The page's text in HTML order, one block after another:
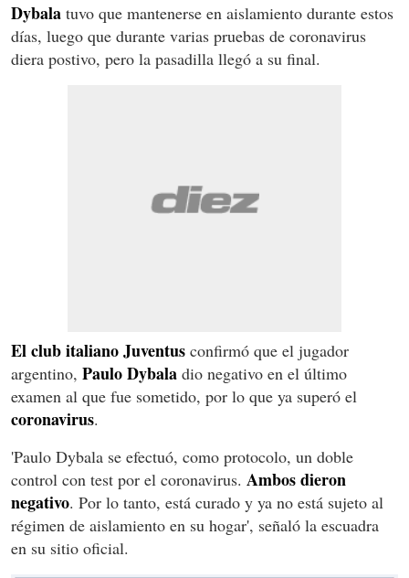
Dybala tuvo que mantenerse en aislamiento durante estos
días, luego que durante varias pruebas de coronavirus
diera postivo, pero la pasadilla llegó a su final.
El club italiano Juventus confirmó que el jugador
argentino, Paulo Dybala dio negativo en el último
examen al que fue sometido, por lo que ya superó el
coronavirus.
'Paulo Dybala se efectuó, como protocolo, un doble
control con test por el coronavirus. Ambos dieron
negativo. Por lo tanto, está curado y ya no está sujeto al
régimen de aislamiento en su hogar', señaló la escuadra
en su sitio oficial.